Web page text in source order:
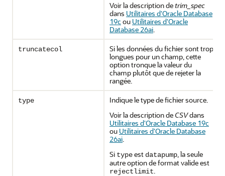
Voir la description detrim_spec
dans Utilitaires d'Oracle Database
19cou Utilitaires d'Oracle
Database 26ai.
truncatecol
Si les données du fichier sont trop
longues pour un champ, cette
option tronque la valeur du
champ plutôt que de rejeter la
rangée.
type
Indique le type de fichier source.
Voir la description de CSVdans
Utilitaires d'Oracle Database 19c
ou Utilitaires d'Oracle Database
26ai.
Si typeest datapump, la seule
autre option de format valide est
rejectlimit.